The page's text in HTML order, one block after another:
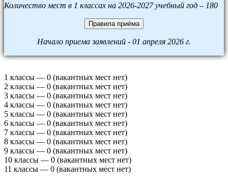
Количество мест в 1 классах на 2026-2027 учебный год – 180
Правила приёма
Начало приема заявлений - 01 апреля 2026 г.
1 классы — 0 (вакантных мест нет)
2 классы — 0 (вакантных мест нет)
3 классы — 0 (вакантных мест нет)
4 классы — 0 (вакантных мест нет)
5 классы — 0 (вакантных мест нет)
6 классы — 0 (вакантных мест нет)
7 классы — 0 (вакантных мест нет)
8 классы — 0 (вакантных мест нет)
9 классы — 0 (вакантных мест нет)
10 классы — 0 (вакантных мест нет)
11 классы — 0 (вакантных мест нет)